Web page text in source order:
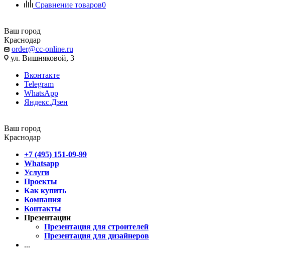
Сравнение товаров0
Ваш город
Краснодар
order@cc-online.ru
ул. Вишняковой, 3
Вконтакте
Telegram
WhatsApp
Яндекс.Дзен
Ваш город
Краснодар
+7 (495) 151-09-99
Whatsapp
Услуги
Проекты
Как купить
Компания
Контакты
Презентации
Презентация для строителей
Презентация для дизайнеров
...